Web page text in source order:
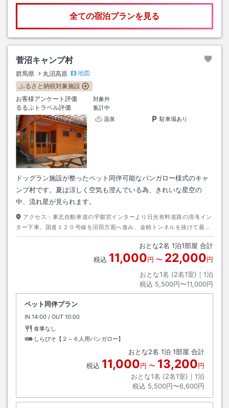
全ての宿泊プランを見る
菅沼キャンプ村
群馬県 丸沼高原
地図
ふるさと納税対象施設
お客様アンケート評価
対象外
るるぶトラベル評価
集計中
温泉
駐車場あり
ドッグラン施設が整ったペット同伴可能なバンガロー様式のキャ
ンプ村です。夏は涼しく空気も澄んでいる為、きれいな星空の
中、流れ星が見られます。
アクセス： 東北自動車道の宇都宮インターより日光有料道路の清滝イン
ター下車。国道１２０号線を沼田方面へ進み、金精トンネルを抜けて最初
の施設。国道１２０号線清滝から約４５分。
おとな2名 1泊1部屋 合計
税込 11,000円 〜 22,000円
おとな1名 (2名1室)｜ 1泊
税込 5,500円〜11,000円
ペット同伴プラン
IN チェックイン
14:00 / OUT チェックアウト
10:00
食事なし
しらびそ【２～６人用バンガロー】
おとな2名 1泊 1部屋 合計
税込 11,000円 〜 13,200円
おとな1名 (2名1室)｜ 1泊
税込 5,500円〜6,600円